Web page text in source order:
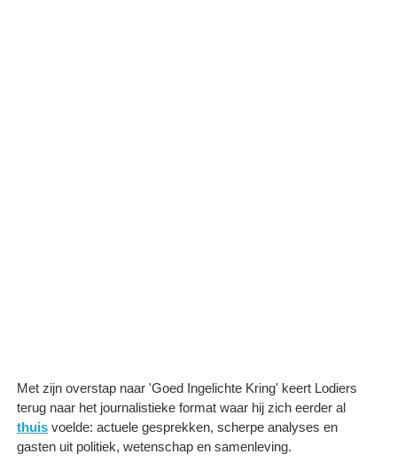
Met zijn overstap naar 'Goed Ingelichte Kring' keert Lodiers
terug naar het journalistieke format waar hij zich eerder al
thuis voelde: actuele gesprekken, scherpe analyses en
gasten uit politiek, wetenschap en samenleving.